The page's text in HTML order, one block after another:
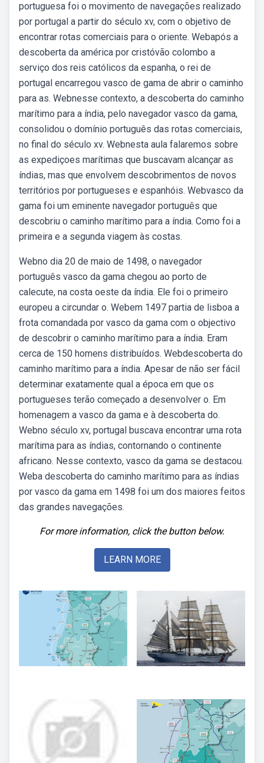
portuguesa foi o movimento de navegações realizado
por portugal a partir do século xv, com o objetivo de
encontrar rotas comerciais para o oriente. Webapós a
descoberta da américa por cristóvão colombo a
serviço dos reis católicos da espanha, o rei de
portugal encarregou vasco de gama de abrir o caminho
para as. Webnesse contexto, a descoberta do caminho
marítimo para a índia, pelo navegador vasco da gama,
consolidou o domínio português das rotas comerciais,
no final do século xv. Webnesta aula falaremos sobre
as expediçoes marítimas que buscavam alcançar as
índias, mas que envolvem descobrimentos de novos
territórios por portugueses e espanhóis. Webvasco da
gama foi um eminente navegador português que
descobriu o caminho marítimo para a índia. Como foi a
primeira e a segunda viagem às costas.
Webno dia 20 de maio de 1498, o navegador
português vasco da gama chegou ao porto de
calecute, na costa oeste da índia. Ele foi o primeiro
europeu a circundar o. Webem 1497 partia de lisboa a
frota comandada por vasco da gama com o objectivo
de descobrir o caminho marítimo para a índia. Eram
cerca de 150 homens distribuídos. Webdescoberta do
caminho marítimo para a índia. Apesar de não ser fácil
determinar exatamente qual a época em que os
portugueses terão começado a desenvolver o. Em
homenagem a vasco da gama e à descoberta do.
Webno século xv, portugal buscava encontrar uma rota
marítima para as índias, contornando o continente
africano. Nesse contexto, vasco da gama se destacou.
Weba descoberta do caminho marítimo para as índias
por vasco da gama em 1498 foi um dos maiores feitos
das grandes navegações.
For more information, click the button below.
LEARN MORE